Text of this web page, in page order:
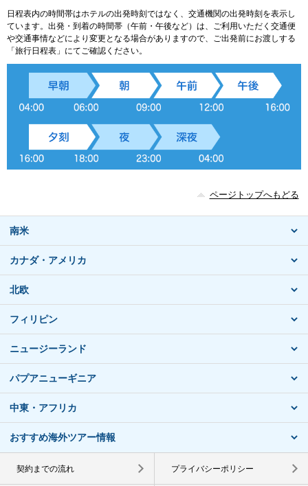
日程表内の時間帯はホテルの出発時刻ではなく、交通機関の出発時刻を表示し
ています。出発・到着の時間帯（午前・午後など）は、ご利用いただく交通便
や交通事情などにより変更となる場合がありますので、ご出発前にお渡しする
「旅行日程表」にてご確認ください。
ページトップへもどる
南米
カナダ・アメリカ
北欧
フィリピン
ニュージーランド
パプアニューギニア
中東・アフリカ
おすすめ海外ツアー情報
契約までの流れ プライバシーポリシー